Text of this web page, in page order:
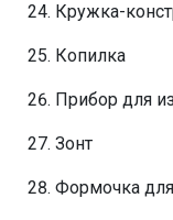
Кружка-
Копилка
Прибор для
Зонт
Формочка